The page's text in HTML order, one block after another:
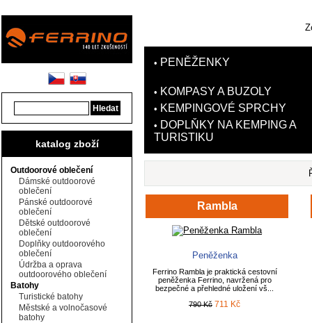
katalog zboží
Outdoorové oblečení
Dámské outdoorové
oblečení
Pánské outdoorové
oblečení
Dětské outdoorové
oblečení
Doplňky outdoorového
oblečení
Údržba a oprava
outdoorového oblečení
Batohy
Turistické batohy
Městské a volnočasové
batohy
• PENĚŽENKY
• KOMPASY A BUZOLY
• KEMPINGOVÉ SPRCHY
• DOPLŇKY NA KEMPING A
TURISTIKU
Rambla
Peněženka
Ferrino Rambla je praktická cestovní
peněženka Ferrino, navržená pro
bezpečné a přehledné uložení vš...
790 Kč 711 Kč